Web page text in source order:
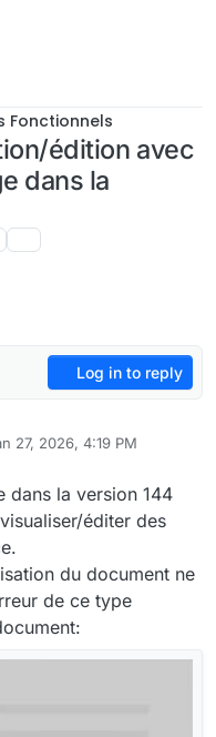
Fonctionnels
édition avec
dans la
Log in to reply
27, 2026, 4:19 PM
dans la version 144
éditer des
du document ne
de ce type